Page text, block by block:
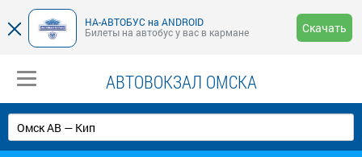
НА-АВТОБУС на ANDROID
Билеты на автобус у вас в кармане
Скачать
АВТОВОКЗАЛ ОМСКА